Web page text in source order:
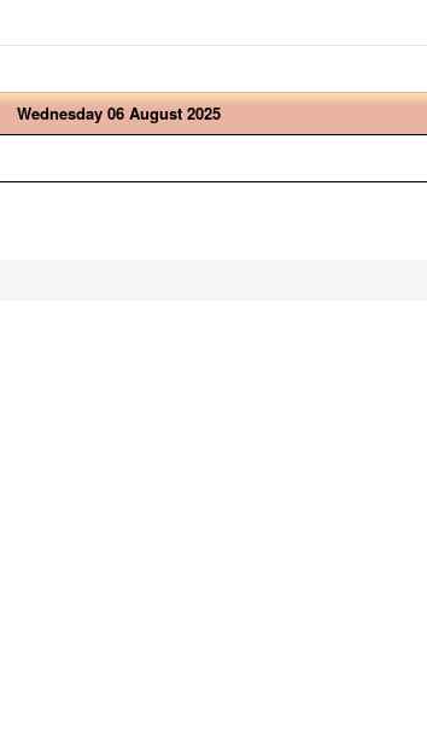
Wednesday 06 August 2025